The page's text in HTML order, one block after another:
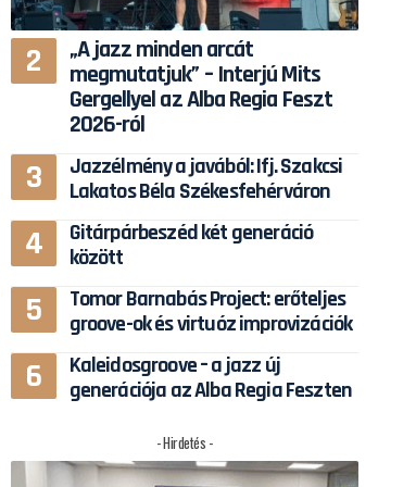
„A jazz minden arcát
megmutatjuk” – Interjú Mits
Gergellyel az Alba Regia Feszt
2026-ról
Jazzélmény a javából: Ifj. Szakcsi
Lakatos Béla Székesfehérváron
Gitárpárbeszéd két generáció
között
Tomor Barnabás Project: erőteljes
groove-ok és virtuóz improvizációk
Kaleidosgroove – a jazz új
generációja az Alba Regia Feszten
- Hirdetés -